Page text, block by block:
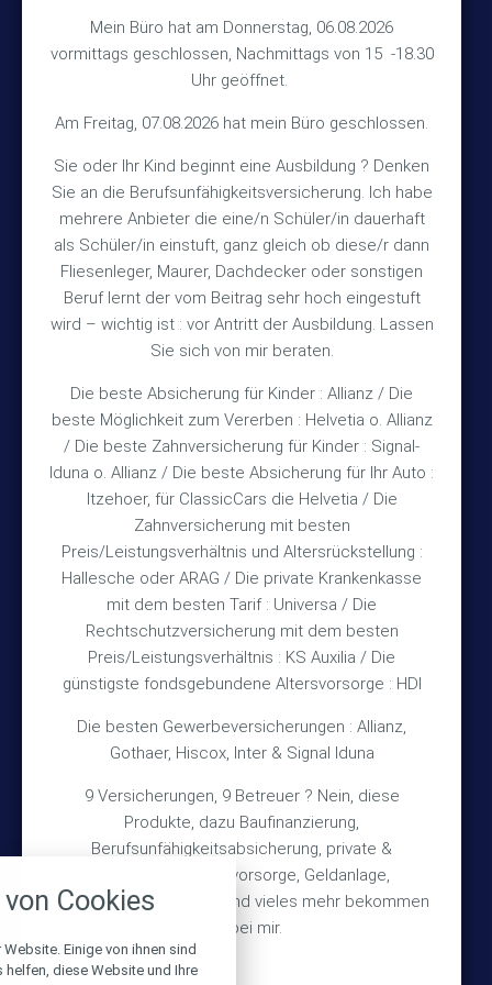
Mein Büro hat am Donnerstag, 06.08.2026
vormittags geschlossen, Nachmittags von 15 -18.30
Uhr geöffnet.
Am Freitag, 07.08.2026 hat mein Büro geschlossen.
Sie oder Ihr Kind beginnt eine Ausbildung ? Denken
Sie an die Berufsunfähigkeitsversicherung. Ich habe
mehrere Anbieter die eine/n Schüler/in dauerhaft
als Schüler/in einstuft, ganz gleich ob diese/r dann
Fliesenleger, Maurer, Dachdecker oder sonstigen
Beruf lernt der vom Beitrag sehr hoch eingestuft
wird – wichtig ist : vor Antritt der Ausbildung. Lassen
Sie sich von mir beraten.
Die beste Absicherung für Kinder : Allianz / Die
beste Möglichkeit zum Vererben : Helvetia o. Allianz
/ Die beste Zahnversicherung für Kinder : Signal-
Iduna o. Allianz / Die beste Absicherung für Ihr Auto :
Itzehoer, für ClassicCars die Helvetia / Die
Zahnversicherung mit besten
Preis/Leistungsverhältnis und Altersrückstellung :
Hallesche oder ARAG / Die private Krankenkasse
mit dem besten Tarif : Universa / Die
Rechtschutzversicherung mit dem besten
Preis/Leistungsverhältnis : KS Auxilia / Die
günstigste fondsgebundene Altersvorsorge : HDI
Die besten Gewerbeversicherungen : Allianz,
Gothaer, Hiscox, Inter & Signal Iduna
9 Versicherungen, 9 Betreuer ? Nein, diese
Produkte, dazu Baufinanzierung,
Berufsunfähigkeitsabsicherung, private &
betriebliche Altersvorsorge, Geldanlage,
Gebäudeversicherung und vieles mehr bekommen
Sie bei mir.
Hinterkampstr.1a
30890 Barsinghausen
Kontakt
TEL +49 (5105) 1811
FAX +49 (5105) 2720
MAIL vmh1a@web.de
Bürozeiten
Mo – Fr 10:15 – 12:00 Uhr
und nach Vereinbarung
Rechtliches
Impressum
Datenschutz
Erstinformation
Wichtiges
Über mich
Bedarfsermittlung
Schadensmeldung
© 2026 Versicherungsmakler Haberkamp GmbH
Cookies
Einige von ihnen sind
diese Website und Ihre
alle verwendeten Cookies und
zu blockieren.